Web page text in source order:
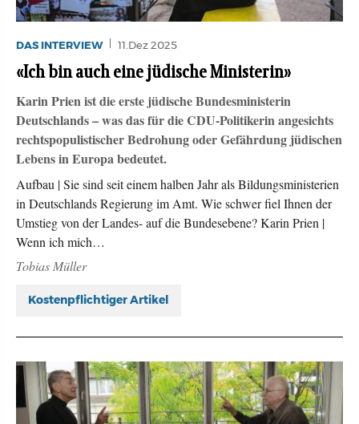
DAS INTERVIEW 11.Dez 2025
«Ich bin auch eine jüdische Ministerin»
Karin Prien ist die erste jüdische Bundesministerin
Deutschlands – was das für die CDU-Politikerin angesichts
rechtspopulistischer Bedrohung oder Gefährdung jüdischen
Lebens in Europa bedeutet.
Aufbau | Sie sind seit einem halben Jahr als Bildungsministerien
in Deutschlands Regierung im Amt. Wie schwer fiel Ihnen der
Umstieg von der Landes- auf die Bundesebene? Karin Prien |
Wenn ich mich…
Tobias Müller
Kostenpflichtiger Artikel